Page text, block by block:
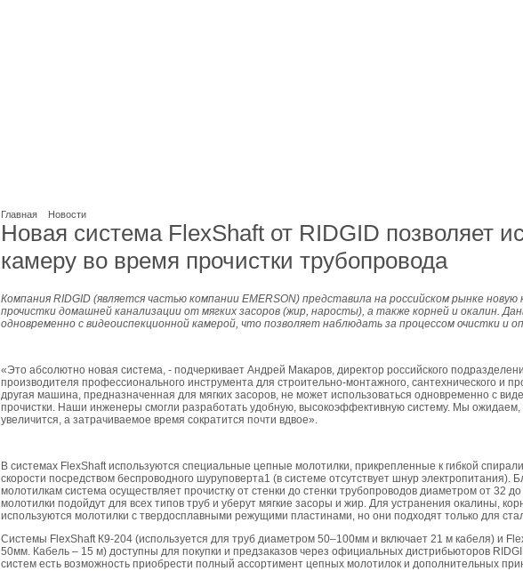
Главная Новости
Новая система FlexShaft от RIDGID позволяет
камеру во время прочистки трубопровода
Компания RIDGID (является частью компании EMERSON) представила на российском рынке
прочистки домашней канализации от мягких засоров (жир, наросты), а также корней и окалин.
одновременно с видеоиспекционной камерой, что позволяет наблюдать за процессом очистки и
«Это абсолютно новая система, - подчеркивает Андрей Макаров, директор российского
производителя профессионального инструмента для строительно-монтажного, сантехнического и
другая машина, предназначенная для мягких засоров, не может использоваться одновременно с
прочистки. Наши инженеры смогли разработать удобную, высокоэффективную систему. Мы ожидаем,
увеличится, а затрачиваемое время сократится почти вдвое».
В системах FlexShaft используются специальные цепные молотилки, прикрепленные к гибкой
скорости посредством беспроводного шуруповерта1 (в системе отсутствует шнур
молотилкам система осуществляет прочистку от стенки до стенки трубопроводов диаметром от 32
молотилки подойдут для всех типов труб и уберут мягкие засоры и жир. Для устранения окалины,
используются молотилки с твердосплавными режущими пластинами, но они подходят только для
Системы FlexShaft К9-204 (используется для труб диаметром 50–100мм и включает 21 м кабеля) и
50мм. Кабель – 15 м) доступны для покупки и предзаказов через официальных дистрибьюторов
систем есть возможность приобрести полный ассортимент цепных молотилок и дополнительных